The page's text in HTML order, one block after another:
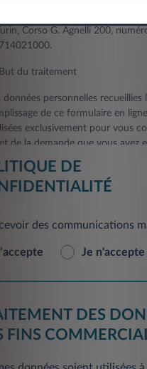
Corso G. Agnelli 200,
du traitement
données personnelles recueillies
de ce formulaire en
exclusivement pour vous
de la demande que vous avez
des données
au présent point est
de contact et
par vous.
de 30 jours à compter de la
sur la base de votre
données personnelles seront
DE
des communications
Je n'accepte
DES
FINS